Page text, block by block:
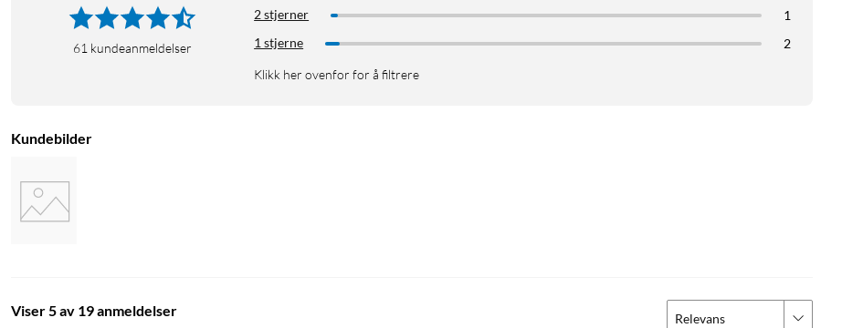
61 kundeanmeldelser
2 stjerner
1
1 stjerne
2
Klikk her ovenfor for å filtrere
Kundebilder
Viser 5 av 19 anmeldelser Relevans